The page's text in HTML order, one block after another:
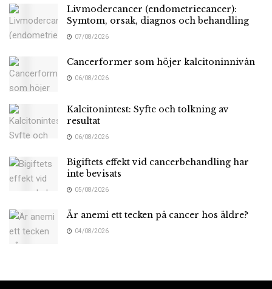
Livmodercancer (endometriecancer):
Symtom, orsak, diagnos och behandling
07/08/2026
Cancerformer som höjer kalcitoninnivån
06/08/2026
Kalcitonintest: Syfte och tolkning av
resultat
06/08/2026
Bigiftets effekt vid cancerbehandling har
inte bevisats
05/08/2026
Är anemi ett tecken på cancer hos äldre?
04/08/2026